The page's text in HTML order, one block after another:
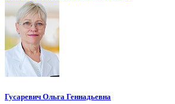
Гусаревич Ольга Геннадьевна